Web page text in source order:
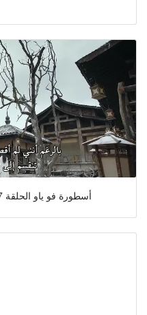
أسطورة فو ياو الحلقة 37 مترجمة جاونتر آسيا شو